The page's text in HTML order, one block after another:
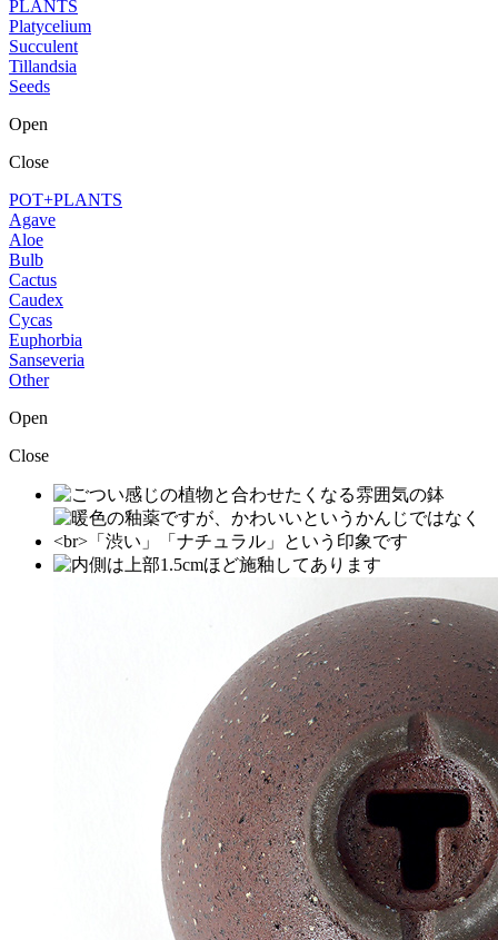
PLANTS
Platycelium
Succulent
Tillandsia
Seeds
Open
Close
POT+PLANTS
Agave
Aloe
Bulb
Cactus
Caudex
Cycas
Euphorbia
Sanseveria
Other
Open
Close